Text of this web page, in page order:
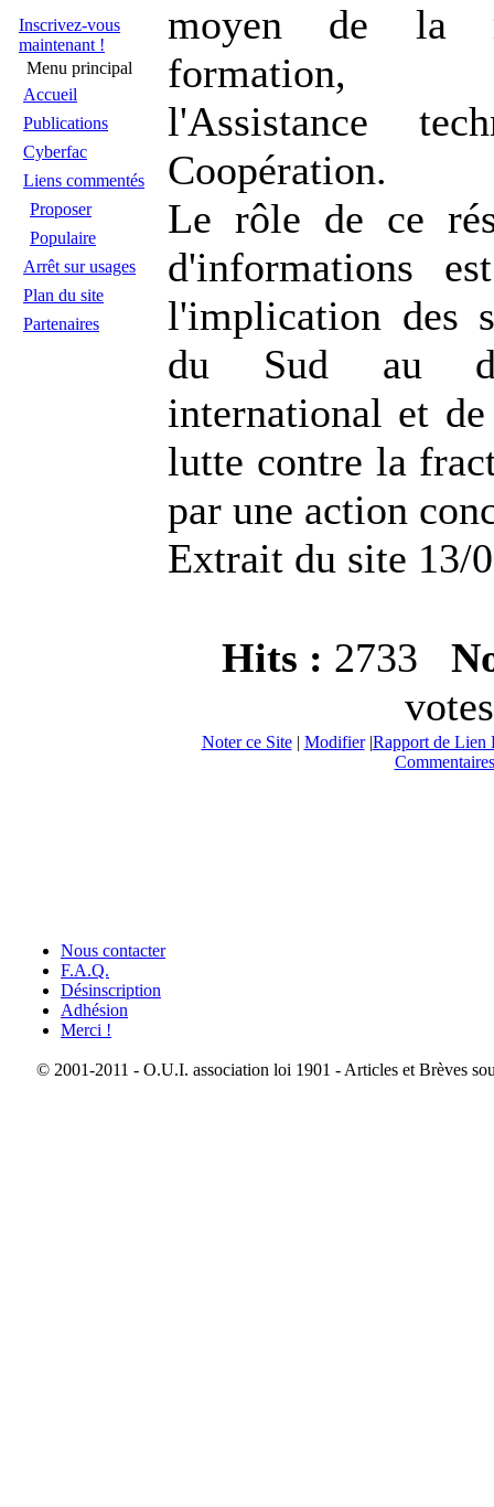
Inscrivez-vous
maintenant !
Menu principal
Accueil
Publications
Cyberfac
Liens commentés
Proposer
Populaire
Arrêt sur usages
Plan du site
Partenaires
moyen de la
formation,
l'Assistance
Coopération.
Le rôle de ce
d'informations
l'implication des
du Sud au
international et
lutte contre la
par une action
Extrait du site 13/
Hits : 2733
Noter ce Site| Modifier|Rapport de Lien
Nous contacter
F.A.Q.
Désinscription
Adhésion
Merci !
© 2001-2011 - O.U.I. association loi 1901 - Articles et Brèves